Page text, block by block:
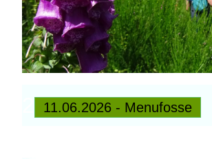
11.06.2026 - Menufosse